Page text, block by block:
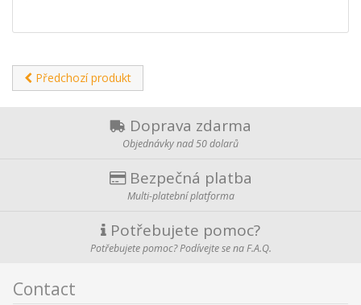
Předchozí produkt
Doprava zdarma
Objednávky nad 50 dolarů
Bezpečná platba
Multi-platební platforma
Potřebujete pomoc?
Potřebujete pomoc? Podívejte se na F.A.Q.
Contact